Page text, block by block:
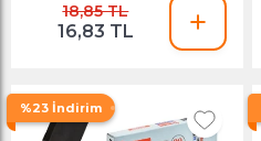
18,85 TL
16,83 TL
%23 İndirim